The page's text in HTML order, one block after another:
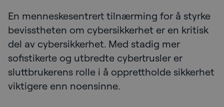
En menneskesentrert tilnærming for å styrke
bevisstheten om cybersikkerhet er en kritisk
del av cybersikkerhet. Med stadig mer
sofistikerte og utbredte cybertrusler er
sluttbrukerens rolle i å opprettholde sikkerhet
viktigere enn noensinne.